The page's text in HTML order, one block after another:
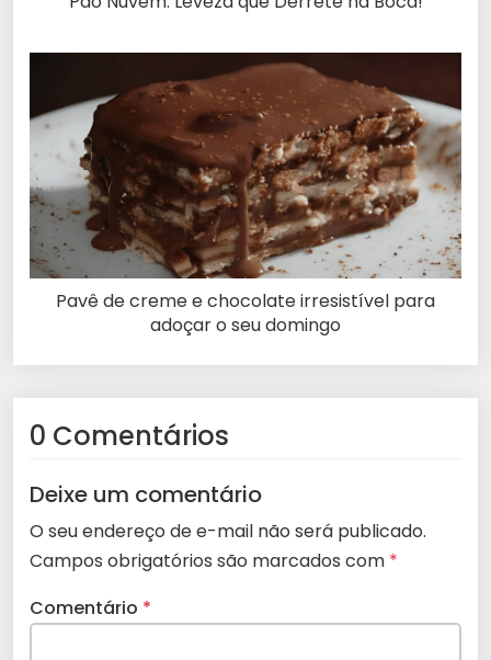
Pavê de creme e chocolate irresistível para
adoçar o seu domingo
0 Comentários
Deixe um comentário
O seu endereço de e-mail não será publicado.
Campos obrigatórios são marcados com *
Comentário *